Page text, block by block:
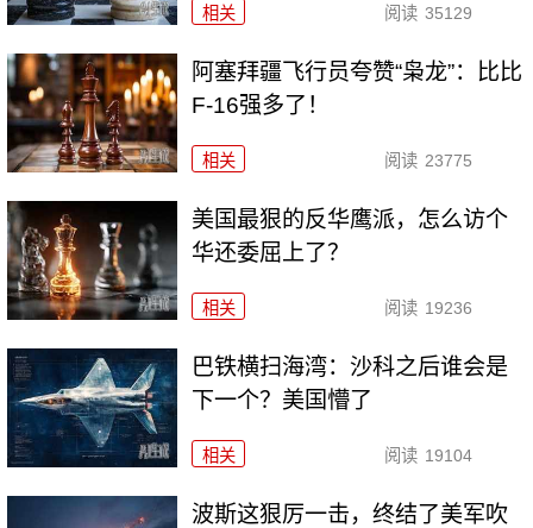
相关 阅读 35129
阿塞拜疆飞行员夸赞“枭龙”：比比
F-16强多了！
相关 阅读 23775
美国最狠的反华鹰派，怎么访个
华还委屈上了？
相关 阅读 19236
巴铁横扫海湾：沙科之后谁会是
下一个？美国懵了
相关 阅读 19104
波斯这狠厉一击，终结了美军吹